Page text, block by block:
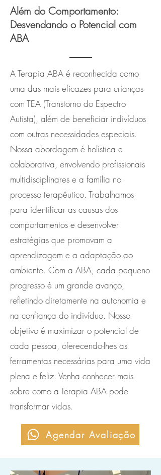
Além do Comportamento:
Desvendando o Potencial com
ABA
A Terapia ABA é reconhecida como
uma das mais eficazes para crianças
com TEA (Transtorno do Espectro
Autista), além de beneficiar indivíduos
com outras necessidades especiais.
Nossa abordagem é holística e
colaborativa, envolvendo profissionais
multidisciplinares e a família no
processo terapêutico. Trabalhamos
para identificar as causas dos
comportamentos e desenvolver
estratégias que promovam a
aprendizagem e a adaptação ao
ambiente. Com a ABA, cada pequeno
progresso é um grande avanço,
refletindo diretamente na autonomia e
na confiança do indivíduo. Nosso
objetivo é maximizar o potencial de
cada pessoa, oferecendo-lhes as
ferramentas necessárias para uma vida
plena e feliz. Venha conhecer mais
sobre como a Terapia ABA pode
transformar vidas.
Agendar Avaliação